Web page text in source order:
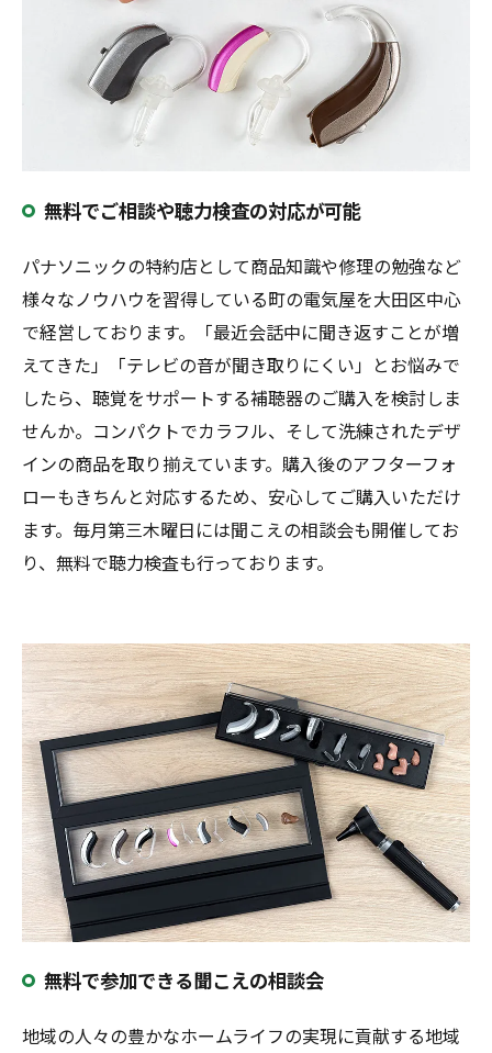
無料でご相談や聴力検査の対応が可能
パナソニックの特約店として商品知識や修理の勉強など
様々なノウハウを習得している町の電気屋を大田区中心
で経営しております。「最近会話中に聞き返すことが増
えてきた」「テレビの音が聞き取りにくい」とお悩みで
したら、聴覚をサポートする補聴器のご購入を検討しま
せんか。コンパクトでカラフル、そして洗練されたデザ
インの商品を取り揃えています。購入後のアフターフォ
ローもきちんと対応するため、安心してご購入いただけ
ます。毎月第三木曜日には聞こえの相談会も開催してお
り、無料で聴力検査も行っております。
無料で参加できる聞こえの相談会
地域の人々の豊かなホームライフの実現に貢献する地域